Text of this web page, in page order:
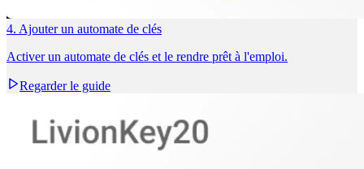
4. Ajouter un automate de clés
Activer un automate de clés et le rendre prêt à l'emploi.
Regarder le guide